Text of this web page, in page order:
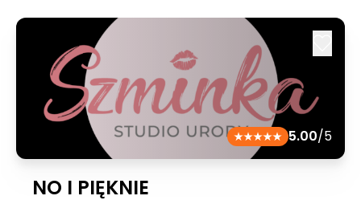
5.00/5
NO I PIĘKNIE